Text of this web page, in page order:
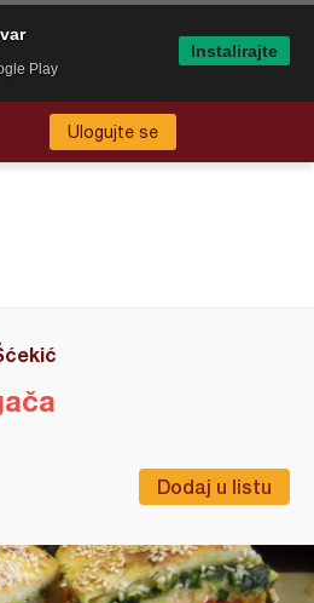
Ulogujte se
Dodaj u listu
Play
Instalirajte